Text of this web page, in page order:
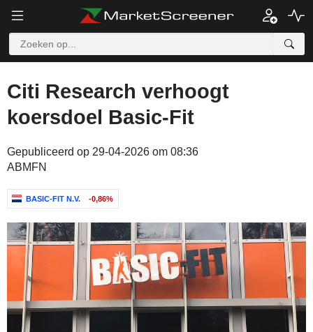
Citi Research verhoogt
koersdoel Basic-Fit
Gepubliceerd op 29-04-2026 om 08:36
ABMFN
BASIC-FIT N.V. -0,86%